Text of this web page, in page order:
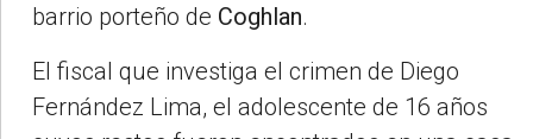
barrio porteño de Coghlan.
El fiscal que investiga el crimen de Diego
Fernández Lima, el adolescente de 16 años